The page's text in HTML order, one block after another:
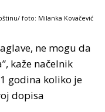
foto: Milanka Kovačević
ne mogu da
kaže načelnik
godina koliko je
dopisa